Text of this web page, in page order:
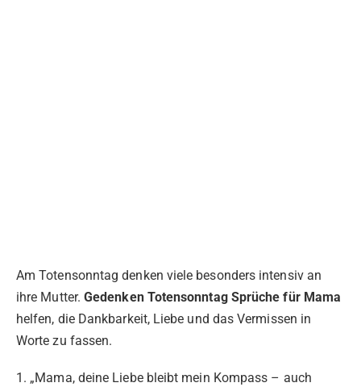
Am Totensonntag denken viele besonders intensiv an
ihre Mutter.Gedenken Totensonntag Sprüche für Mama
helfen, die Dankbarkeit, Liebe und das Vermissen in
Worte zu fassen.
1. „Mama, deine Liebe bleibt mein Kompass – auch